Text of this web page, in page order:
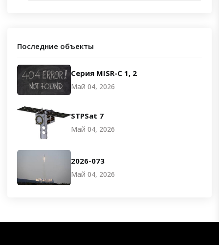
Последние объекты
Серия MISR-C 1, 2
Май 04, 2026
STPSat 7
Май 04, 2026
2026-073
Май 04, 2026